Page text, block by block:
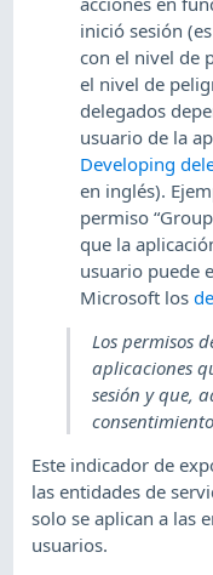
inició sesión
con el nivel de
el nivel de
delegados
usuario de la
Developing
en inglés).
permiso
que la
usuario puede
Microsoft los
Los permisos
aplicaciones
sesión y que,
Este indicador de
las entidades de
solo se aplican a las
usuarios.